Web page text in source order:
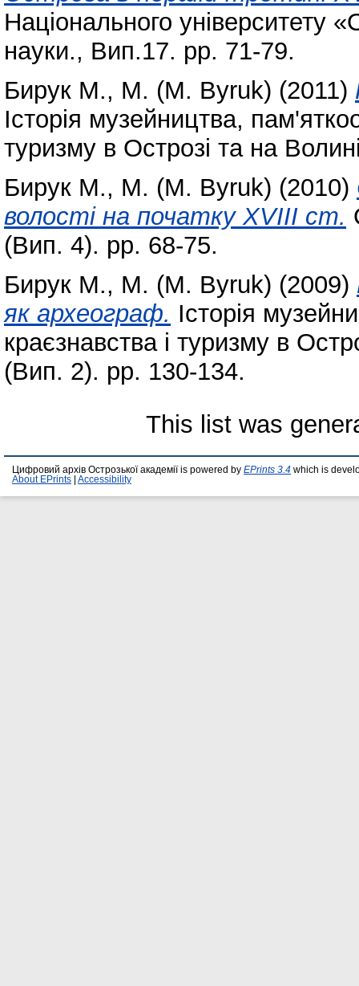
Національного університету
науки., Вип.17. pp. 71-79.
Бирук М., М. (M. Byruk) (2011)
Історія музейництва,
туризму в Острозі та на
Бирук М., М. (M. Byruk) (2010)
волості на початку XVIII ст.
(Вип. 4). pp. 68-75.
Бирук М., М. (M. Byruk) (2009)
як археограф. Історія
краєзнавства і туризму в
(Вип. 2). pp. 130-134.
This list was
Цифровий архів Острозької академії is powered by EPrints 3.4 which is
About EPrints
Accessibility